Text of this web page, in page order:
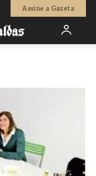
Assine a Gazeta